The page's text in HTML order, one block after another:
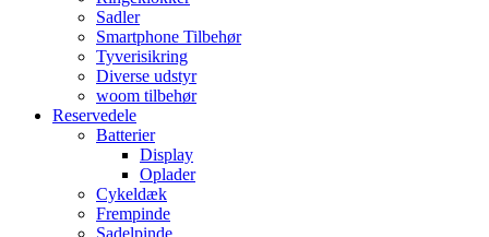
Sadler
Smartphone Tilbehør
Tyverisikring
Diverse udstyr
woom tilbehør
Reservedele
Batterier
Display
Oplader
Cykeldæk
Frempinde
Sadelpinde